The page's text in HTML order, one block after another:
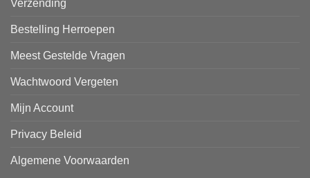
Verzending
Bestelling Herroepen
Meest Gestelde Vragen
Wachtwoord Vergeten
Mijn Account
Privacy Beleid
Algemene Voorwaarden